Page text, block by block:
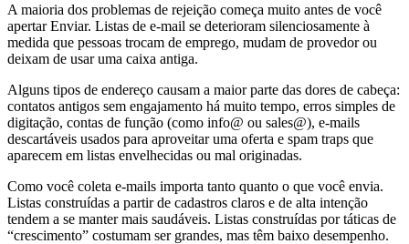
A maioria dos problemas de rejeição começa muito antes de você
apertar Enviar. Listas de e-mail se deterioram silenciosamente à
medida que pessoas trocam de emprego, mudam de provedor ou
deixam de usar uma caixa antiga.
Alguns tipos de endereço causam a maior parte das dores de cabeça:
contatos antigos sem engajamento há muito tempo, erros simples de
digitação, contas de função (como info@ ou sales@), e-mails
descartáveis usados para aproveitar uma oferta e spam traps que
aparecem em listas envelhecidas ou mal originadas.
Como você coleta e-mails importa tanto quanto o que você envia.
Listas construídas a partir de cadastros claros e de alta intenção
tendem a se manter mais saudáveis. Listas construídas por táticas de
“crescimento” costumam ser grandes, mas têm baixo desempenho.